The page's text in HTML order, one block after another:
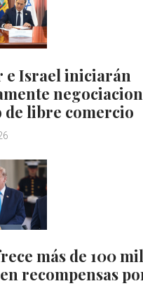
e Israel iniciarán
de libre comercio
más de 100
recompensas